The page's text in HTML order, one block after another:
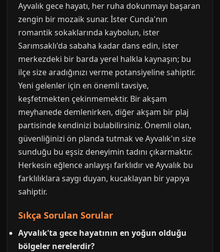
Ayvalık gece hayatı, her ruha dokunmayı başaran
zengin bir mozaik sunar. İster Cunda'nın
romantik sokaklarında kaybolun, ister
Sarımsaklı'da sabaha kadar dans edin, ister
merkezdeki bir barda yerel halkla kaynaşın; bu
ilçe size aradığınızı verme potansiyeline sahiptir.
Yeni gelenler için en önemli tavsiye,
keşfetmekten çekinmemektir. Bir akşam
meyhanede demlenirken, diğer akşam bir plaj
partisinde kendinizi bulabilirsiniz. Önemli olan,
güvenliğinizi ön planda tutmak ve Ayvalık'ın size
sunduğu bu eşsiz deneyimin tadını çıkarmaktır.
Herkesin eğlence anlayışı farklıdır ve Ayvalık bu
farklılıklara saygı duyan, kucaklayan bir yapıya
sahiptir.
Sıkça Sorulan Sorular
Ayvalık'ta gece hayatının en yoğun olduğu
bölgeler nerelerdir?